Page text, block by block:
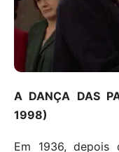
A DANÇA DAS
1998)
Em 1936,